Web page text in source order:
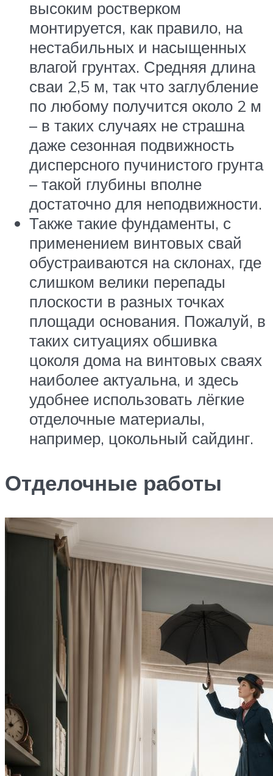
высоким ростверком
монтируется, как правило, на
нестабильных и насыщенных
влагой грунтах. Средняя длина
сваи 2,5 м, так что заглубление
по любому получится около 2 м
– в таких случаях не страшна
даже сезонная подвижность
дисперсного пучинистого грунта
– такой глубины вполне
достаточно для неподвижности.
Также такие фундаменты, с
применением винтовых свай
обустраиваются на склонах, где
слишком велики перепады
плоскости в разных точках
площади основания. Пожалуй, в
таких ситуациях обшивка
цоколя дома на винтовых сваях
наиболее актуальна, и здесь
удобнее использовать лёгкие
отделочные материалы,
например, цокольный сайдинг.
Отделочные работы